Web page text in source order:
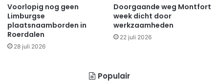
Voorlopig nog geen
Limburgse
plaatsnaamborden in
Roerdalen
28 juli 2026
Doorgaande weg Montfort
week dicht door
werkzaamheden
22 juli 2026
Populair